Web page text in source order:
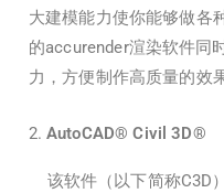
大建模能力使你能够做各
的accurender渲染软件同
力，方便制作高质量的效
AutoCAD® Civil 3D®
该软件（以下简称C3D